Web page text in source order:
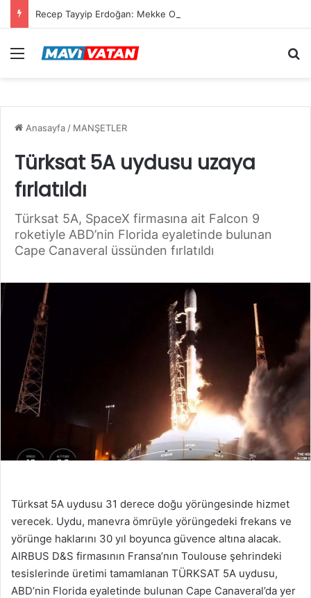
Menü
Anasayfa / MANŞETLER
Türksat 5A uydusu uzaya
fırlatıldı
Türksat 5A, SpaceX firmasına ait Falcon 9
roketiyle ABD’nin Florida eyaletinde bulunan
Cape Canaveral üssünden fırlatıldı
Türksat 5A uydusu 31 derece doğu yörüngesinde hizmet
verecek. Uydu, manevra ömrüyle yörüngedeki frekans ve
yörünge haklarını 30 yıl boyunca güvence altına alacak.
AIRBUS D&S firmasının Fransa’nın Toulouse şehrindeki
tesislerinde üretimi tamamlanan TÜRKSAT 5A uydusu,
ABD’nin Florida eyaletinde bulunan Cape Canaveral’da yer